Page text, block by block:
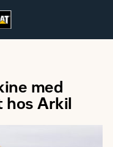
med
hos Arkil